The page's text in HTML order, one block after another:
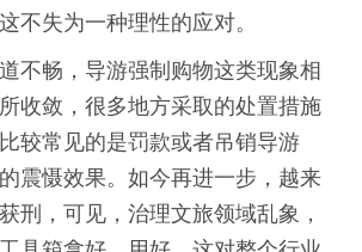
不失为一种理性的应对。
畅，导游强制购物这类现象相
收敛，很多地方采取的处置措施
较常见的是罚款或者吊销导游
震慑效果。如今再进一步，越来
刑，可见，治理文旅领域乱象，